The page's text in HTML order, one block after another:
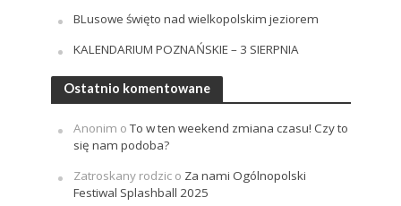
BLusowe święto nad wielkopolskim jeziorem
KALENDARIUM POZNAŃSKIE – 3 SIERPNIA
Ostatnio komentowane
Anonim oTo w ten weekend zmiana czasu! Czy to
się nam podoba?
Zatroskany rodzico Za nami Ogólnopolski
Festiwal Splashball 2025